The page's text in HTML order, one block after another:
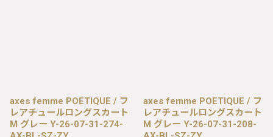
axes femme POETIQUE / フ
レアチュールロングスカート
M グレー Y-26-07-31-274-
axes femme POETIQUE / フ
レアチュールロングスカート
M グレー Y-26-07-31-208-